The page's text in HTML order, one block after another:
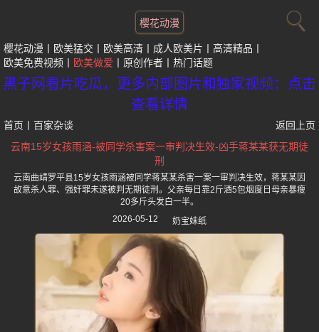
樱花动漫
樱花动漫 欧美猛交 欧美高清 成人欧美片
高清精品
欧美免费视频
欧美做爱 原创作者 热门话题
黑子网看片吃瓜，更多内部图片和独家视频：点击
查看详情
首页 百家杂谈
返回上页
云南15岁女孩雨涵-被同学杀害案一审判决生效-凶手蒋某某获无期徒
刑
云南曲靖罗平县15岁女孩雨涵被同学蒋某某杀害一案一审判决生效，蒋某某因
故意杀人罪、强奸罪未遂被判无期徒刑。父亲每日靠2斤酒5包烟度日母亲暴瘦
20多斤头发白一半。
2026-05-12
奶宝妹纸